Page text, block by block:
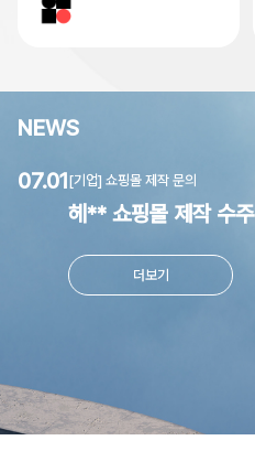
NEWS
07.01[기업] 쇼핑몰 제작 문의
헤** 쇼핑몰 제작 수주
더보기